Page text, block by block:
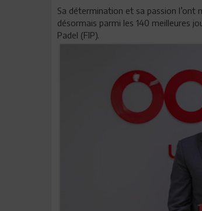
Sa détermination et sa passion
désormais parmi les 140 meilleures
Padel (FIP).